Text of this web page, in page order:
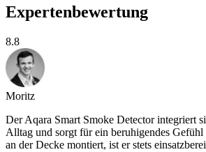
Expertenbewertung
8.8
Moritz
Der Aqara Smart Smoke Detector integriert
Alltag und sorgt für ein beruhigendes
an der Decke montiert, ist er stets